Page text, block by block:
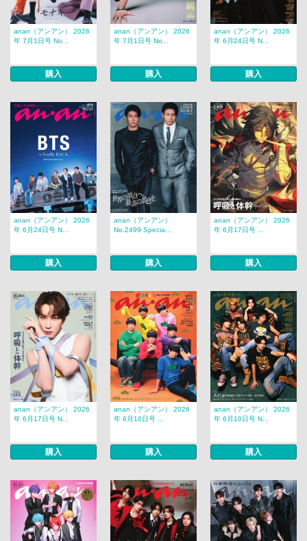
anan（アンアン） 2026
年 7月1日号 No...
購入
anan（アンアン） 2026
年 7月1日号 No...
購入
anan（アンアン） 2026
年 6月24日号 N...
購入
anan（アンアン） 2026
年 6月24日号 N...
購入
anan（アンアン）
No.2499 Specia...
購入
anan（アンアン） 2026
年 6月17日号 ...
購入
anan（アンアン） 2026
年 6月17日号 N...
購入
anan（アンアン） 2026
年 6月10日号 ...
購入
anan（アンアン） 2026
年 6月10日号 N...
購入